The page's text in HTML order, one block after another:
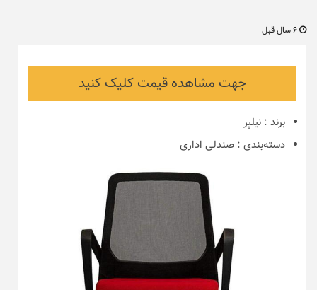
جهت مشاهده قیمت کلیک کنید
برند : نیلپر
دسته‌بندی : صندلی اداری